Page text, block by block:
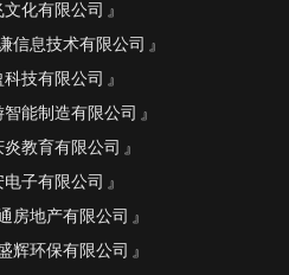
化有限公司
信息技术有限公司
技有限公司
能制造有限公司
教育有限公司
子有限公司
房地产有限公司
辉环保有限公司